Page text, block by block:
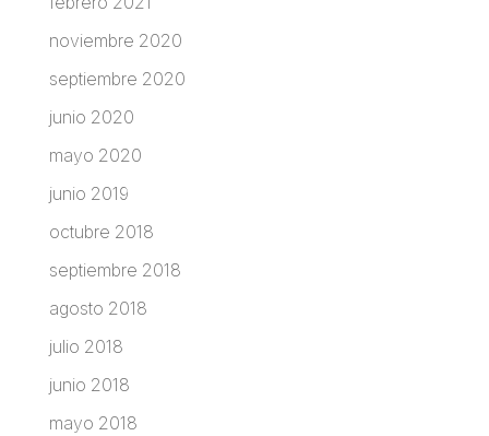
noviembre 2020
septiembre 2020
junio 2020
mayo 2020
junio 2019
octubre 2018
septiembre 2018
agosto 2018
julio 2018
junio 2018
mayo 2018